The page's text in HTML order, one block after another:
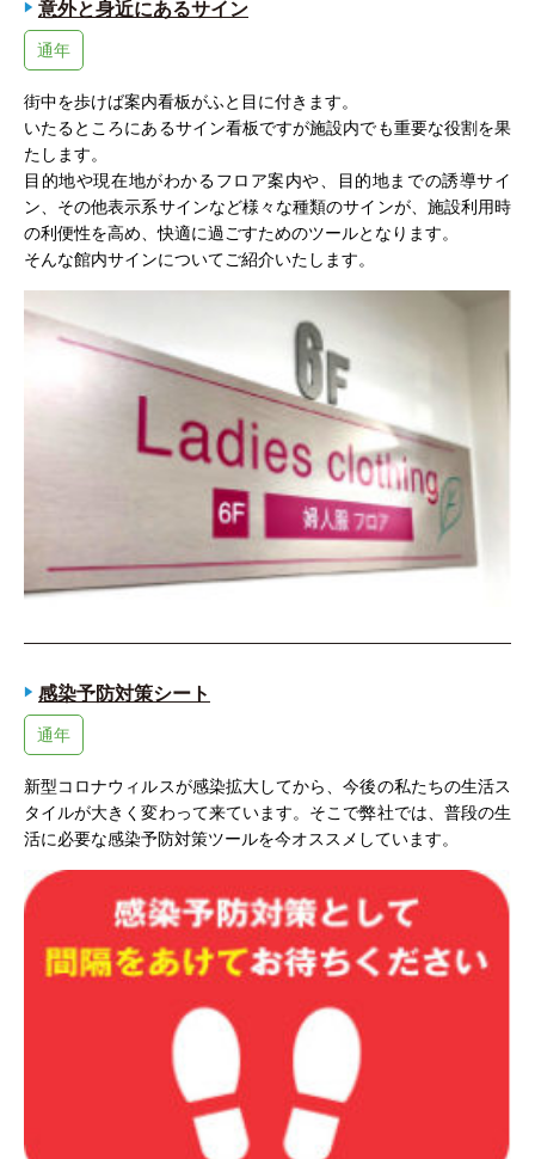
意外と身近にあるサイン
通年
街中を歩けば案内看板がふと目に付きます。
いたるところにあるサイン看板ですが施設内でも重要な役割を果
たします。
目的地や現在地がわかるフロア案内や、目的地までの誘導サイ
ン、その他表示系サインなど様々な種類のサインが、施設利用時
の利便性を高め、快適に過ごすためのツールとなります。
そんな館内サインについてご紹介いたします。
感染予防対策シート
通年
新型コロナウィルスが感染拡大してから、今後の私たちの生活ス
タイルが大きく変わって来ています。そこで弊社では、普段の生
活に必要な感染予防対策ツールを今オススメしています。